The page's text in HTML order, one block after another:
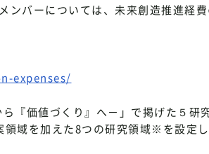
ンバーについては、未来創造推進経費
expenses/
『価値づくり』へ－」で掲げた５研
域を加えた8つの研究領域※を設定し